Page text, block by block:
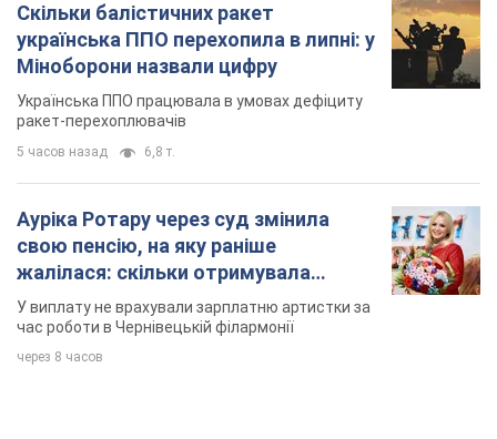
Скільки балістичних ракет
українська ППО перехопила в липні: у
Міноборони назвали цифру
Українська ППО працювала в умовах дефіциту
ракет-перехоплювачів
5 часов назад 6,8 т.
Ауріка Ротару через суд змінила
свою пенсію, на яку раніше
жалілася: скільки отримувала
співачка
У виплату не врахували зарплатню артистки за
час роботи в Чернівецькій філармонії
через 8 часов